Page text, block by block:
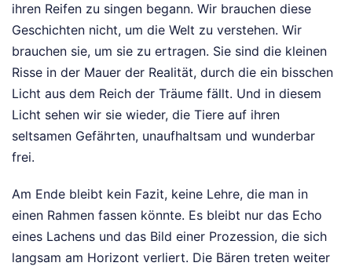
ihren Reifen zu singen begann. Wir brauchen diese
Geschichten nicht, um die Welt zu verstehen. Wir
brauchen sie, um sie zu ertragen. Sie sind die kleinen
Risse in der Mauer der Realität, durch die ein bisschen
Licht aus dem Reich der Träume fällt. Und in diesem
Licht sehen wir sie wieder, die Tiere auf ihren
seltsamen Gefährten, unaufhaltsam und wunderbar
frei.
Am Ende bleibt kein Fazit, keine Lehre, die man in
einen Rahmen fassen könnte. Es bleibt nur das Echo
eines Lachens und das Bild einer Prozession, die sich
langsam am Horizont verliert. Die Bären treten weiter